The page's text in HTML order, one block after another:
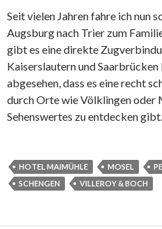
Seit vielen Jahren fahre ich nun
Augsburg nach Trier zum
gibt es eine direkte
Kaiserslautern und
abgesehen, dass es eine recht
durch Orte wie Völklingen oder
Sehenswertes zu entdecken gibt.
HOTEL MAIMÜHLE MOSEL
SCHENGEN
VILLEROY & BOCH